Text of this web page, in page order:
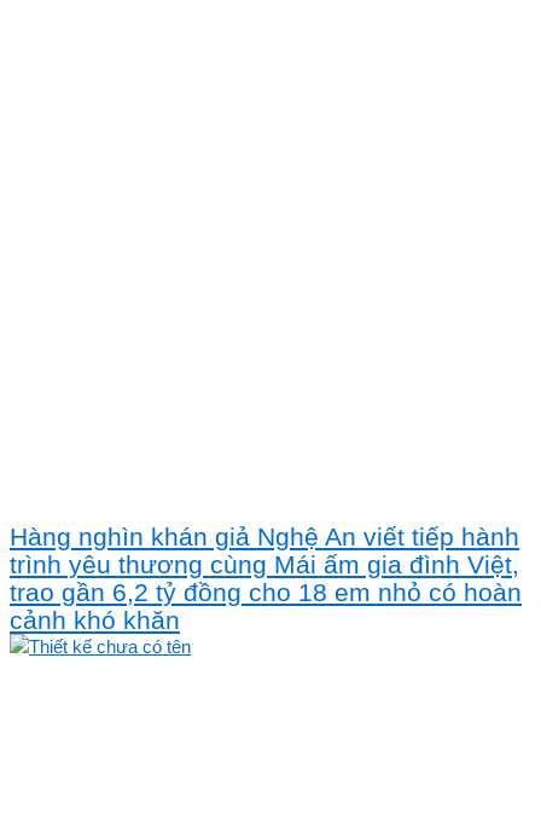
Hàng nghìn khán giả Nghệ An viết tiếp hành
trình yêu thương cùng Mái ấm gia đình Việt,
trao gần 6,2 tỷ đồng cho 18 em nhỏ có hoàn
cảnh khó khăn